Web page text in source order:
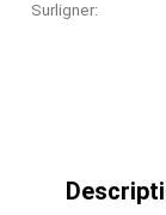
Surligner: